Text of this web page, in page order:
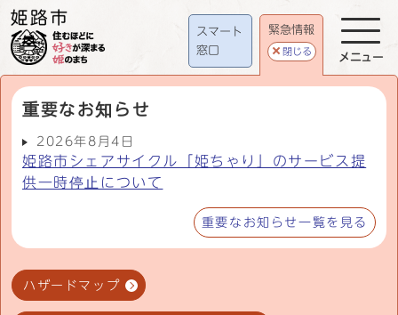
スマート
窓口
緊急情報
閉じる
重要なお知らせ
2026年8月4日
姫路市シェアサイクル「姫ちゃり」のサービス提
供一時停止について
重要なお知らせ一覧を見る
ハザードマップ
メニュー